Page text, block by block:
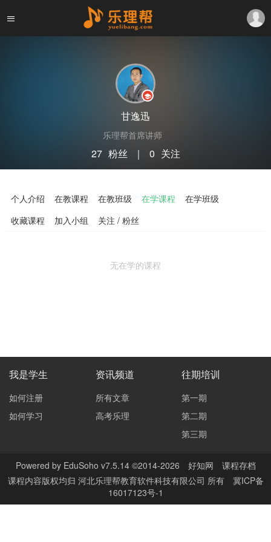
甘逸迅
乐理帮首席讲师
27 粉丝 ｜ 0 关注
个人介绍
在教课程 在教班级 在学课程
在学班级
收藏课程
加入小组 关注 / 粉丝
无在学的课程
我是学生
如何注册
如何学习
资讯频道
所有文章
高考乐理
往期培训
第一期
第二期
第三期
Powered by EduSoho v7.5.14©2014-2026 好知网
课程存档
课程内容版权均归 河北乐理帮教育软件科技有限公司 所有
冀ICP备
16017123号-1